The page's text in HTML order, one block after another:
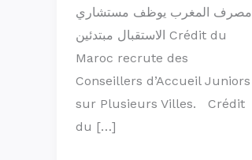
مصرف المغرب يوظف مستشاري
الاستقبال مبتدئين Crédit du
Maroc recrute des
Conseillers d’Accueil Juniors
sur Plusieurs Villes. Crédit
du […]